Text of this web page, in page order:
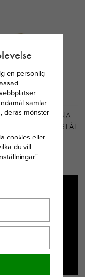
ALINA
GULDPLÄTERAT STÅL
449 KR
en personlig
samlar
deras mönster
cookies eller
du vill